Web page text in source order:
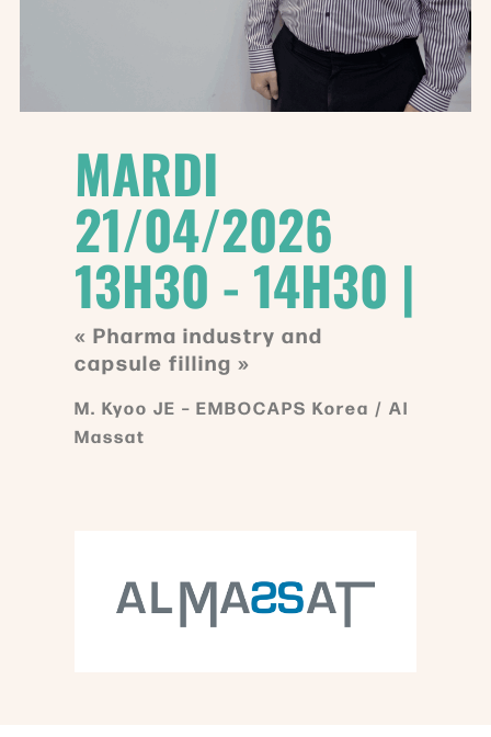
MARDI
21/04/2026
13H30 - 14H30 |
« Pharma industry and
capsule filling »
M. Kyoo JE – EMBOCAPS Korea / Al
Massat